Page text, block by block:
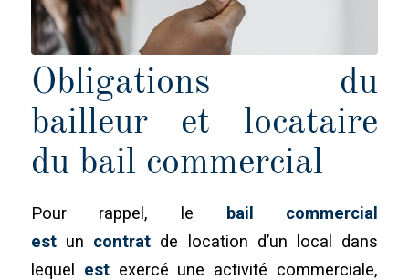
Obligations du
bailleur et locataire
du bail commercial
Pour rappel, le bail commercial
estun contrat de location d’un local dans
lequel estexercé une activité commerciale,